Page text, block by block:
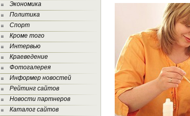
Экономика
Политика
Спорт
Кроме того
Интервью
Краеведение
Фотогалерея
Информер новостей
Рейтинг сайтов
Новости партнеров
Каталог сайтов